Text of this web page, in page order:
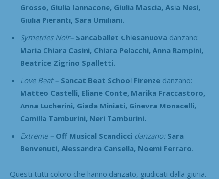
Grosso, Giulia Iannacone, Giulia Mascia, Asia Nesi,
Giulia Pieranti, Sara Umiliani.
Symetries Noir– Sancaballet Chiesanuova danzano:
Maria Chiara Casini, Chiara Pelacchi, Anna Rampini,
Beatrice Zigrino Spalletti.
Love Beat – Sancat Beat School Firenze danzano:
Matteo Castelli, Eliane Conte, Marika Fraccastoro,
Anna Lucherini, Giada Miniati, Ginevra Monacelli,
Camilla Tamburini, Neri Tamburini.
Extreme – Off Musical Scandicci danzano: Sara
Benvenuti, Alessandra Cansella, Noemi Ferraro.
Questi tutti coloro che hanno danzato, giudicati dalla giuria.